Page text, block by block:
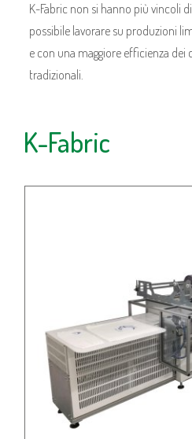
K-Fabric non si hanno più vincoli
possibile lavorare su produzioni
e con una maggiore efficienza dei
tradizionali.
K-Fabric